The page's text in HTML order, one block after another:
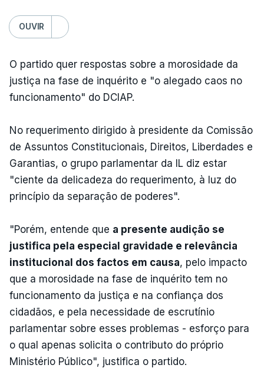
OUVIR
O partido quer respostas sobre a morosidade da
justiça na fase de inquérito e "o alegado caos no
funcionamento" do DCIAP.
No requerimento dirigido à presidente da Comissão
de Assuntos Constitucionais, Direitos, Liberdades e
Garantias, o grupo parlamentar da IL diz estar
"ciente da delicadeza do requerimento, à luz do
princípio da separação de poderes".
"Porém, entende que a presente audição se
justifica pela especial gravidade e relevância
institucional dos factos em causa, pelo impacto
que a morosidade na fase de inquérito tem no
funcionamento da justiça e na confiança dos
cidadãos, e pela necessidade de escrutínio
parlamentar sobre esses problemas - esforço para
o qual apenas solicita o contributo do próprio
Ministério Público", justifica o partido.